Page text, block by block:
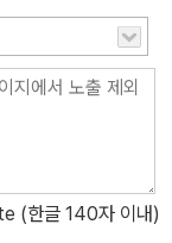
(한글 140자 이내)